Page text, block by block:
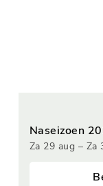
Naseizoen
Za 29 aug – Za